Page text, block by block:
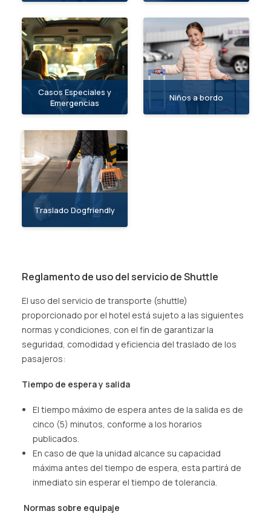
Casos Especiales y
Emergencias
Niños a bordo
Traslado Dogfriendly
Reglamento de uso del servicio de Shuttle
El uso del servicio de transporte (shuttle)
proporcionado por el hotel está sujeto a las siguientes
normas y condiciones, con el fin de garantizar la
seguridad, comodidad y eficiencia del traslado de los
pasajeros:
Tiempo de espera y salida
El tiempo máximo de espera antes de la salida es de
cinco (5) minutos, conforme a los horarios
publicados.
En caso de que la unidad alcance su capacidad
máxima antes del tiempo de espera, esta partirá de
inmediato sin esperar el tiempo de tolerancia.
Normas sobre equipaje